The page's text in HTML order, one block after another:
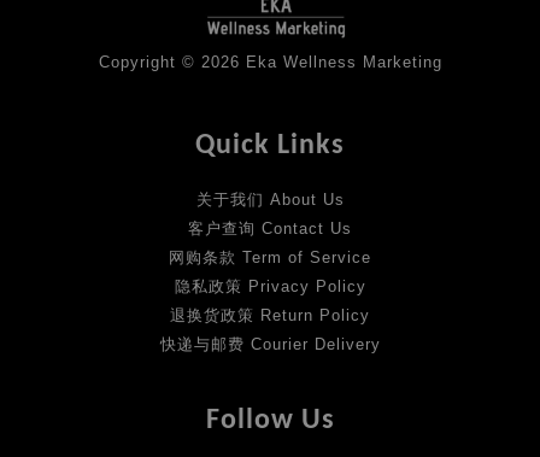
Copyright © 2026 Eka Wellness Marketing
Quick Links
关于我们 About Us
客户查询 Contact Us
网购条款 Term of Service
隐私政策 Privacy Policy
退换货政策 Return Policy
快递与邮费 Courier Delivery
Follow Us